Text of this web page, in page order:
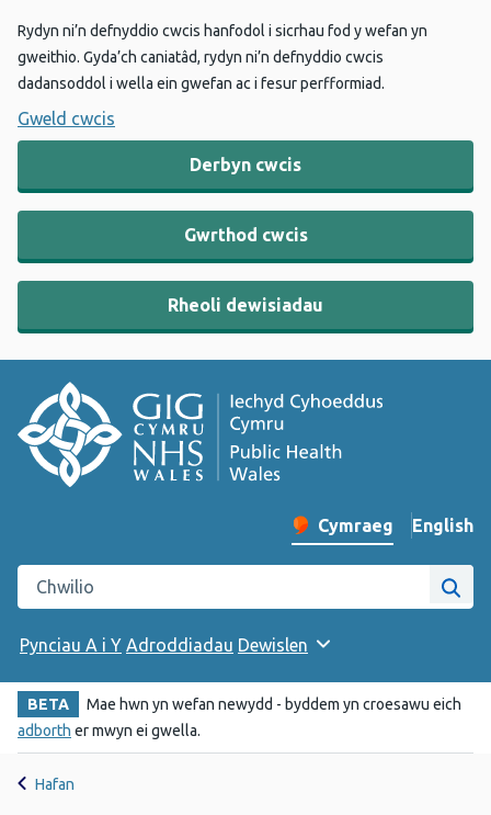
Rydyn ni’n defnyddio cwcis hanfodol i sicrhau fod y wefan yn
gweithio. Gyda’ch caniatâd, rydyn ni’n defnyddio cwcis
dadansoddol i wella ein gwefan ac i fesur perfformiad.
Gweld cwcis
Derbyn cwcis
Gwrthod cwcis
Rheoli dewisiadau
Newid iaith y wefan
Cymraeg English
–
Chwilio gwefan Iechyd Cyhoeddus Cymru
Pynciau A i Y Adroddiadau Dewislen
BETA
Mae hwn yn wefan newydd - byddem yn croesawu eich
adborth er mwyn ei gwella.
Hafan